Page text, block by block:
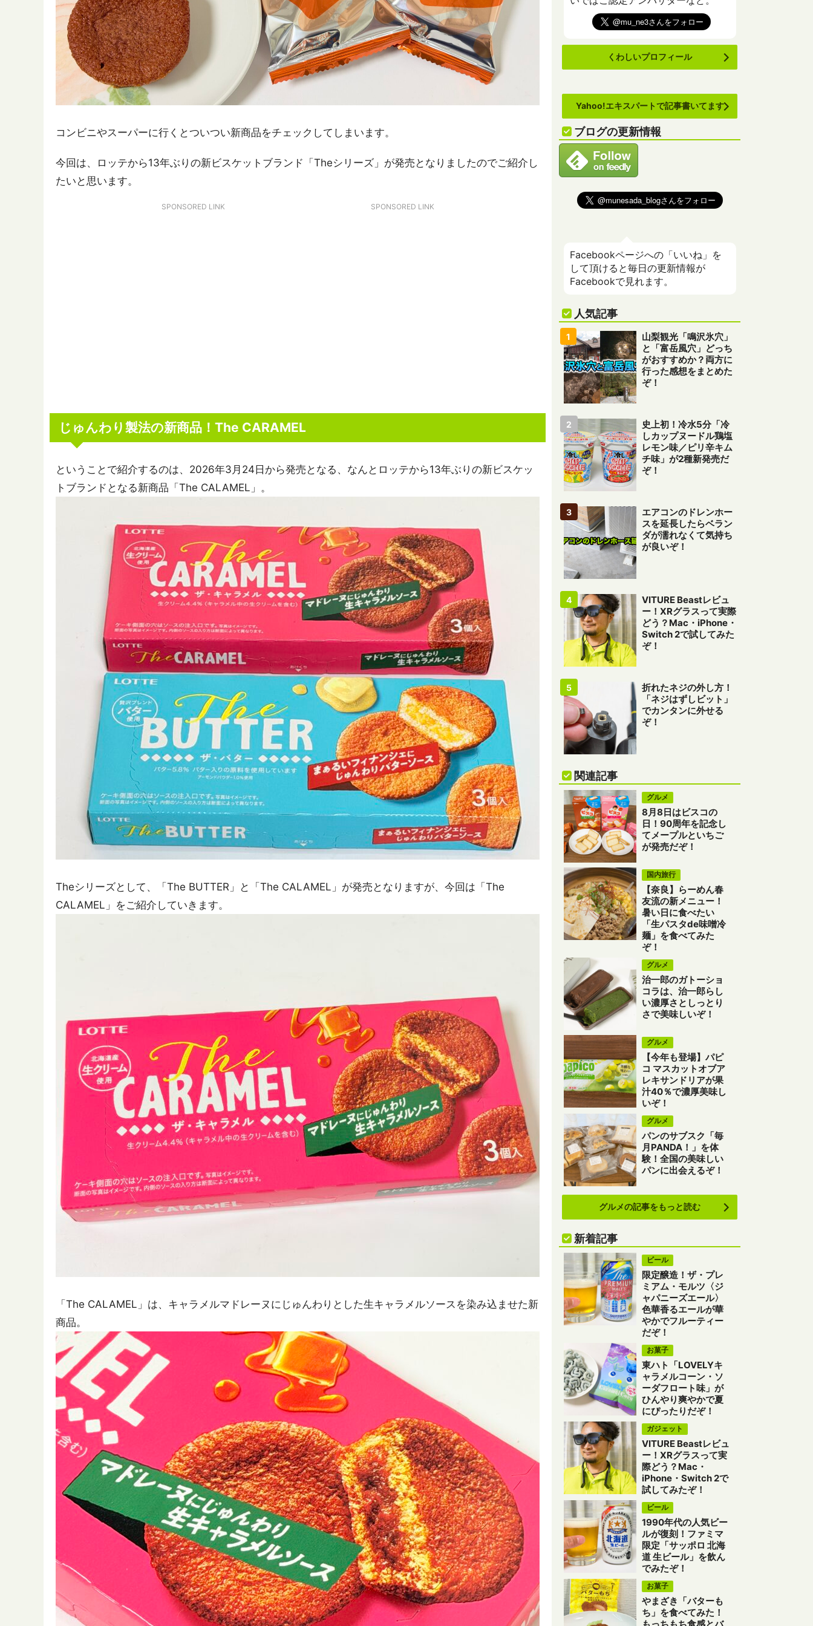
コンビニやスーパーに行くとついつい新商品をチェックしてしまいます。
今回は、ロッテから13年ぶりの新ビスケットブランド「Theシリーズ」が発売となりましたのでご紹介し
たいと思います。
SPONSORED LINK SPONSORED LINK
じゅんわり製法の新商品！The CARAMEL
ということで紹介するのは、2026年3月24日から発売となる、なんとロッテから13年ぶりの新ビスケッ
トブランドとなる新商品「The CALAMEL」。
Theシリーズとして、「The BUTTER」と「The CALAMEL」が発売となりますが、今回は「The
CALAMEL」をご紹介していきます。
「The CALAMEL」は、キャラメルマドレーヌにじゅんわりとした生キャラメルソースを染み込ませた新
商品。
くわしいプロフィール
Yahoo!エキスパートで記事書いてます
ブログの更新情報
Facebookページへの「いいね」を
して頂けると毎日の更新情報が
Facebookで見れます。
人気記事
山梨観光「鳴沢氷穴」
と「富岳風穴」どっち
がおすすめか？両方に
行った感想をまとめた
ぞ！
史上初！冷水5分「冷
しカップヌードル鶏塩
レモン味／ピリ辛キム
チ味」が2種新発売だ
ぞ！
エアコンのドレンホー
スを延長したらベラン
ダが濡れなくて気持ち
が良いぞ！
VITURE Beastレビュ
ー！XRグラスって実際
どう？Mac・iPhone・
Switch 2で試してみた
ぞ！
折れたネジの外し方！
「ネジはずしビット」
でカンタンに外せる
ぞ！
関連記事
グルメ
8月8日はビスコの
日！90周年を記念し
てメープルといちご
が発売だぞ！
国内旅行
【奈良】らーめん春
友流の新メニュー！
暑い日に食べたい
「生パスタde味噌冷
麺」を食べてみた
ぞ！
グルメ
治一郎のガトーショ
コラは、治一郎らし
い濃厚さとしっとり
さで美味しいぞ！
グルメ
【今年も登場】パピ
コ マスカットオブア
レキサンドリアが果
汁40％で濃厚美味し
いぞ！
グルメ
パンのサブスク「毎
月PANDA！」を体
験！全国の美味しい
パンに出会えるぞ！
グルメの記事をもっと読む
新着記事
ビール
限定醸造！ザ・プレ
ミアム・モルツ〈ジ
ャパニーズエール〉
色華香るエールが華
やかでフルーティー
だぞ！
お菓子
東ハト「LOVELYキ
ャラメルコーン・ソ
ーダフロート味」が
ひんやり爽やかで夏
にぴったりだぞ！
ガジェット
VITURE Beastレビュ
ー！XRグラスって実
際どう？Mac・
iPhone・Switch 2で
試してみたぞ！
ビール
1990年代の人気ビー
ルが復刻！ファミマ
限定「サッポロ 北海
道 生ビール」を飲ん
でみたぞ！
お菓子
やまざき「バターも
ち」を食べてみた！